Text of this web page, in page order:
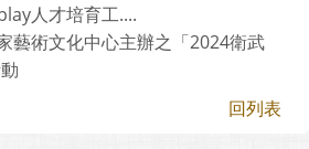
人才培育工....
藝術文化中心主辦之「2024衛武
回列表